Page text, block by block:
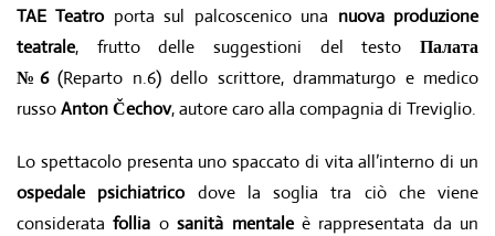
TAE Teatroporta sul palcoscenico una nuova produzione
teatrale, frutto delle suggestioni del testo Палата
№6(Reparto n.6) dello scrittore, drammaturgo e medico
russoAnton Čechov, autore caro alla compagnia di Treviglio.
Lo spettacolo presenta uno spaccato di vita all’interno di un
ospedale psichiatricodove la soglia tra ciò che viene
consideratafollia osanità mentaleè rappresentata da un